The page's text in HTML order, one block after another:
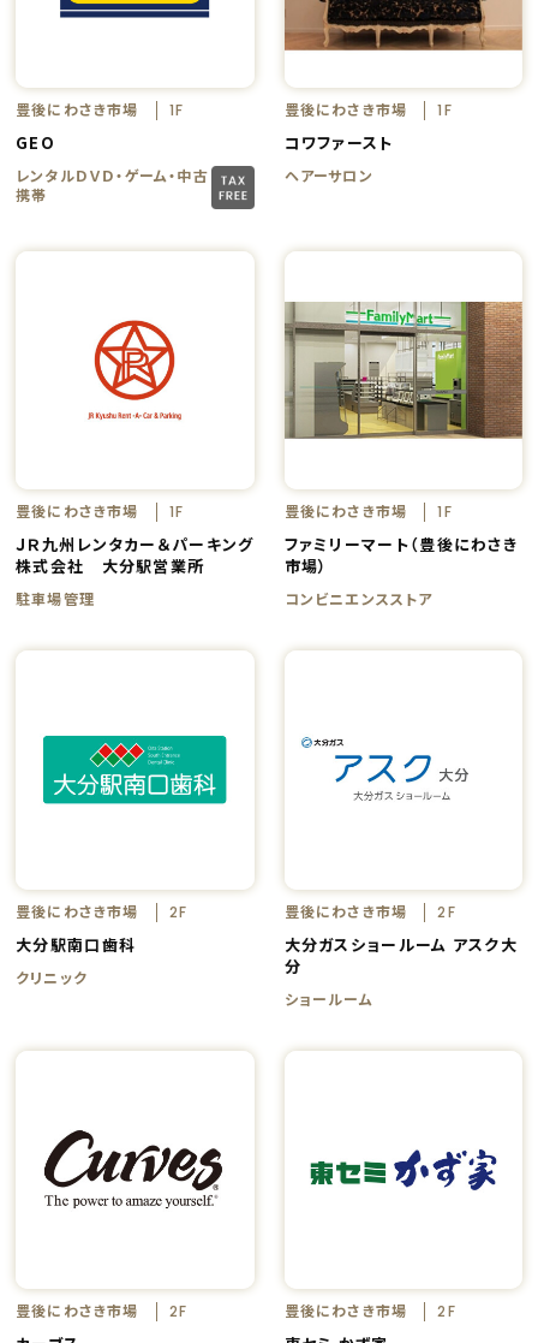
豊後にわさき市場 1F
GEO
レンタルＤＶＤ・ゲーム・中古
携帯
豊後にわさき市場 1F
コワファースト
ヘアーサロン
豊後にわさき市場 1F
ＪＲ九州レンタカー＆パーキング
株式会社 大分駅営業所
駐車場管理
豊後にわさき市場 1F
ファミリーマート（豊後にわさき
市場）
コンビニエンスストア
豊後にわさき市場 2F
大分駅南口歯科
クリニック
豊後にわさき市場 2F
大分ガスショールーム アスク大
分
ショールーム
豊後にわさき市場 2F 豊後にわさき市場 2F